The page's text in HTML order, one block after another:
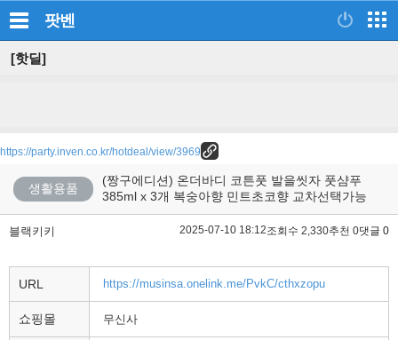
팟벤
[핫딜]
https://party.inven.co.kr/hotdeal/view/3969
생활용품
(짱구에디션) 온더바디 코튼풋 발을씻자 풋샴푸
385ml x 3개 복숭아향 민트초코향 교차선택가능
블랙키키 2025-07-10 18:12조회수 2,330추천 0댓글 0
URL https://musinsa.onelink.me/PvkC/cthxzopu
쇼핑몰 무신사